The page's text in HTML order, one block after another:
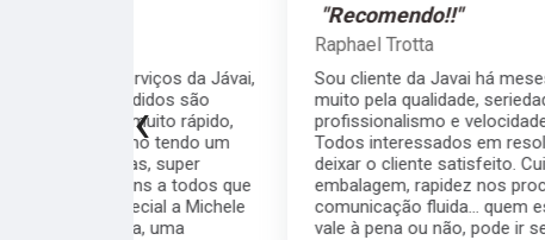
Sou cliente da Javai há meses e recomendo
muito pela qualidade, seriedade,
profissionalismo e velocidade da equipe.
Todos interessados em resolver as coisas e
deixar o cliente satisfeito. Cuidado com a
embalagem, rapidez nos processos,
comunicação fluida... quem está na dúvida se
vale à pena ou não, pode ir sem medo.
‹